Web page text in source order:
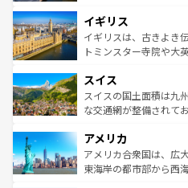
いる。シャンパンの発
香り高いラベンダー畑
らに、パリ以外の地域
れる地方に足を運ぶと
きるだろう。
を参照してほしい。
顔を持つこの国は、ど
ルリンの文化的活気、
してライン川沿いのワ
は、お酒好きな人にはぜひ体
ドイツ情報はコンテン
イギリス
イギリスは、古きよき
トミンスター寺院や大
リアごとに異なる魅力
ティー、ビール好きに
戦など、本場だからこ
ンツ一覧を参照してほし
スイス
スイスの国土面積は九
な交通網が整備されて
の建物がそのまま残る
博物館もあり、アルプ
ことができる。国民の
アメリカ
アメリカ合衆国は、広
東海岸の都市部から西